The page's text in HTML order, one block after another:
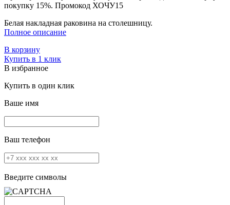
покупку 15%. Промокод ХОЧУ15
Белая накладная раковина на столешницу.
Полное описание
В корзину
Купить в 1 клик
В избранное
Купить в один клик
Ваше имя
Ваш телефон
Введите символы